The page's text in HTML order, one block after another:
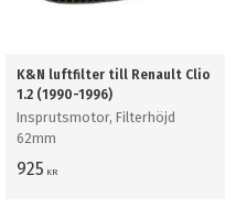
K&N luftfilter till Renault Clio
1.2 (1990-1996)
Insprutsmotor, Filterhöjd
62mm
925 KR